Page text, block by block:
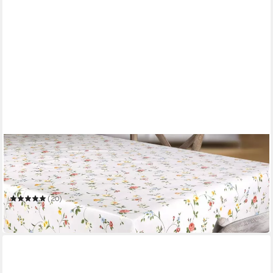
BEAUTEX
Tischdecke Wachstuchtischdecke Glatt Klassisch Blümchen
abwischbar Tischdecke
Mehrere Größen
(20)
ab 9,99 €
in 2-3 Werktagen bei dir